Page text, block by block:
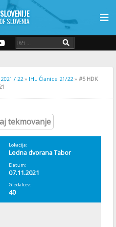
SLOVENIA
/ 22» IHL Članice 21/22» #5 HDK
tekmovanje
Lokacija:
Ledna dvorana Tabor
Datum:
07.11.2021
Gledalcev:
40